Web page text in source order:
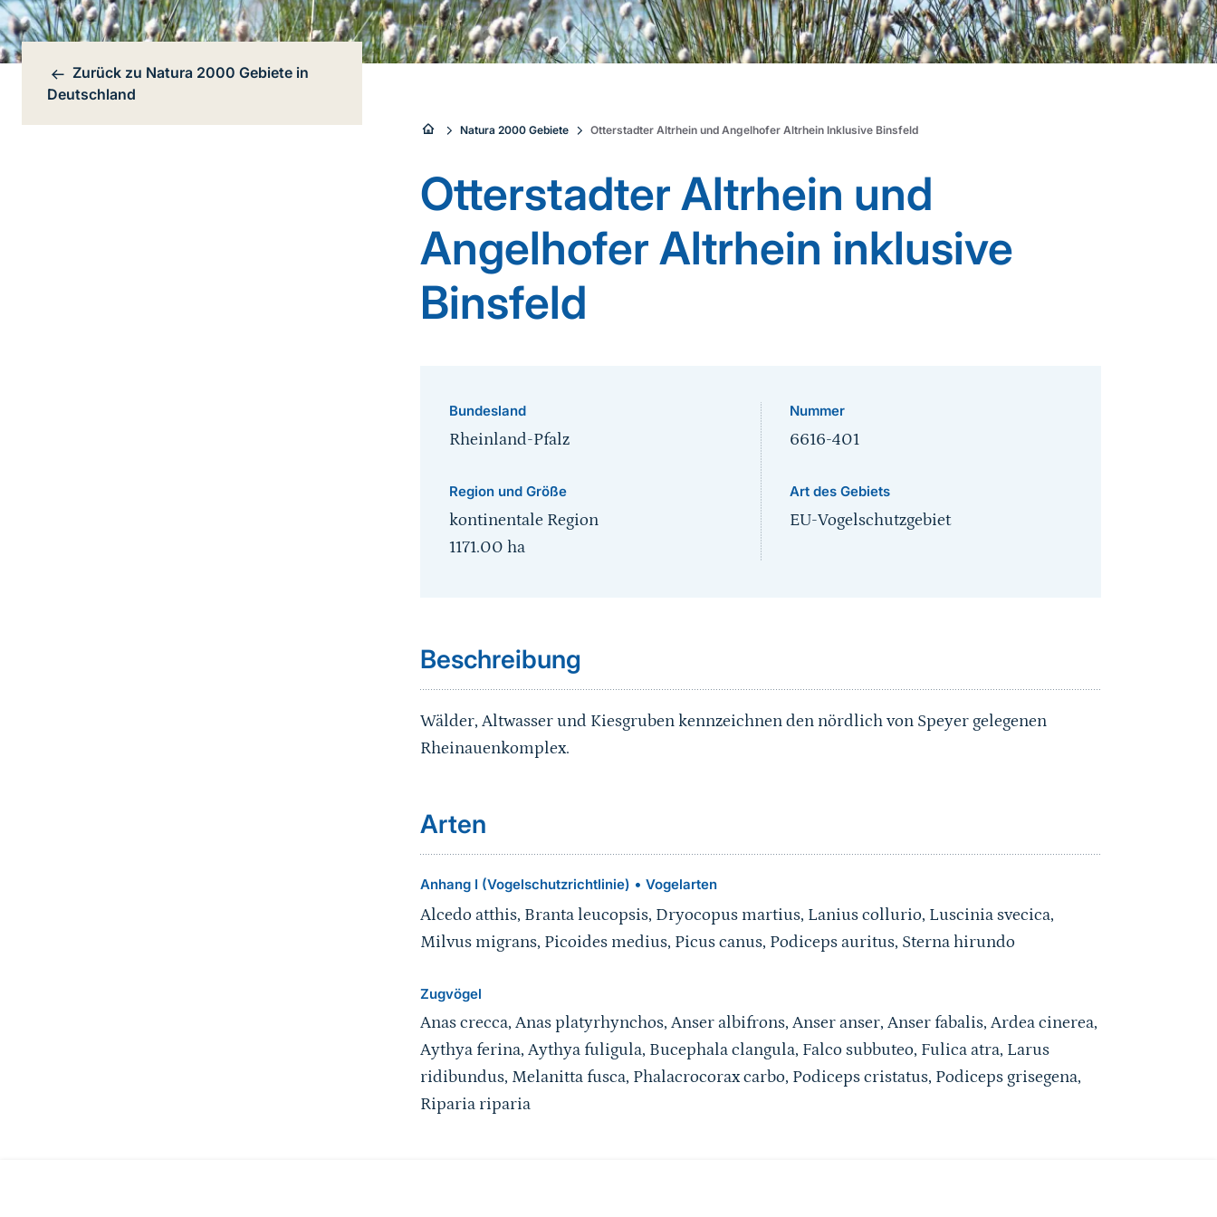
Bereichsnavigation
Zurück zu Natura 2000 Gebiete in
Deutschland
Sie
sind
hier:
Natura 2000 Gebiete Otterstadter Altrhein und Angelhofer Altrhein Inklusive Binsfeld
Otterstadter Altrhein und
Angelhofer Altrhein inklusive
Binsfeld
Bundesland
Rheinland-Pfalz
Region und Größe
kontinentale Region
1171.00 ha
Nummer
6616-401
Art des Gebiets
EU-Vogelschutzgebiet
Beschreibung
Wälder, Altwasser und Kiesgruben kennzeichnen den nördlich von Speyer gelegenen
Rheinauenkomplex.
Arten
Anhang I (Vogelschutzrichtlinie) • Vogelarten
Alcedo atthis, Branta leucopsis, Dryocopus martius, Lanius collurio, Luscinia svecica,
Milvus migrans, Picoides medius, Picus canus, Podiceps auritus, Sterna hirundo
Zugvögel
Anas crecca, Anas platyrhynchos, Anser albifrons, Anser anser, Anser fabalis, Ardea cinerea,
Aythya ferina, Aythya fuligula, Bucephala clangula, Falco subbuteo, Fulica atra, Larus
ridibundus, Melanitta fusca, Phalacrocorax carbo, Podiceps cristatus, Podiceps grisegena,
Riparia riparia